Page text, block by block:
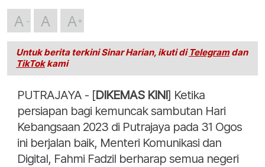
A A A
Untuk berita terkini Sinar Harian, ikuti di Telegramdan
TikTokkami
PUTRAJAYA - [DIKEMAS KINI] Ketika
persiapan bagi kemuncak sambutan Hari
Kebangsaan 2023 di Putrajaya pada 31 Ogos
ini berjalan baik, Menteri Komunikasi dan
Digital, Fahmi Fadzil berharap semua negeri